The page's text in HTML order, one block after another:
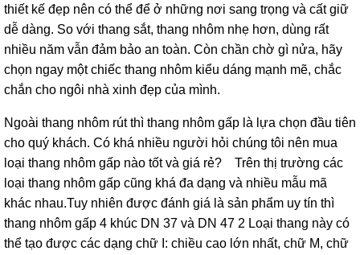
thiết kế đẹp nên có thể để ở những nơi sang trọng và cất giữ
dễ dàng. So với thang sắt, thang nhôm nhẹ hơn, dùng rất
nhiều năm vẫn đảm bảo an toàn. Còn chần chờ gì nửa, hãy
chọn ngay một chiếc thang nhôm kiểu dáng mạnh mẽ, chắc
chắn cho ngôi nhà xinh đẹp của mình.
Ngoài thang nhôm rút thì thang nhôm gấp là lựa chọn đầu tiên
cho quý khách. Có khá nhiều người hỏi chúng tôi nên mua
loại thang nhôm gấp nào tốt và giá rẻ?
Trên thị trường các
loại thang nhôm gấp cũng khá đa dạng và nhiều mẫu mã
khác nhau.Tuy nhiên được đánh giá là sản phẩm uy tín thì
thang nhôm gấp 4 khúc DN 37 và DN 47 2 Loại thang này có
thể tạo được các dạng chữ I: chiều cao lớn nhất, chữ M, chữ